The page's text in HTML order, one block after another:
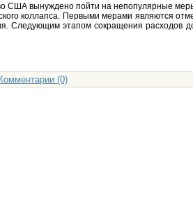
США вынуждено пойти на непопулярные
коллапса. Первыми мерами являются
Следующим этапом сокращения расходов
(0)